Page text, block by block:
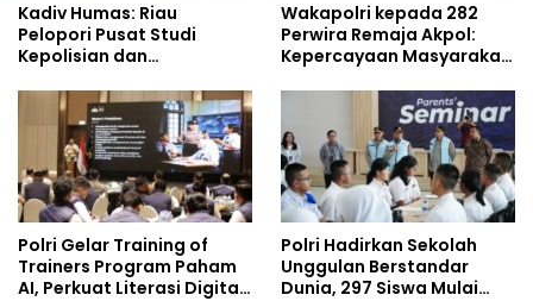
Kadiv Humas: Riau
Pelopori Pusat Studi
Kepolisian dan
Policing Masuki Babak
Wakapolri kepada 282
Perwira Remaja Akpol:
Kepercayaan Masyarakat
Polri Gelar Training of
Trainers Program Paham
AI, Perkuat Literasi Digital
Polri Hadirkan Sekolah
Unggulan Berstandar
Dunia, 297 Siswa Mulai